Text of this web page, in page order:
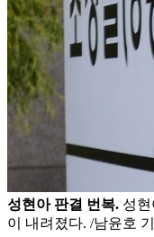
성현아 판결 번복. 성
이 내려졌다. /남윤호